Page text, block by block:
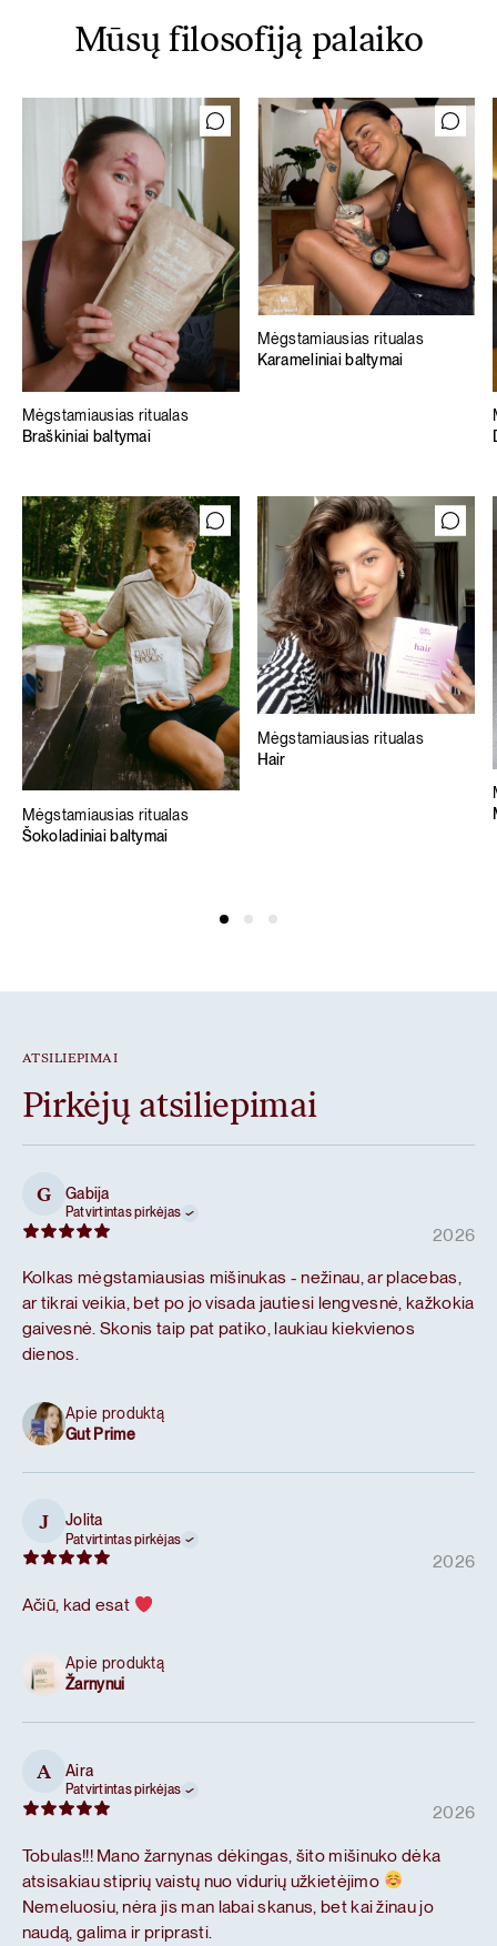
Mūsų filosofiją palaiko
Mėgstamiausias ritualas
Braškiniai baltymai
Mėgstamiausias ritualas
Karameliniai baltymai
Mėgstamiausias ritualas
Šokoladiniai baltymai
Mėgstamiausias ritualas
Hair
ATSILIEPIMAI
Pirkėjų atsiliepimai
G Gabija
Patvirtintas pirkėjas
2026
Kolkas mėgstamiausias mišinukas - nežinau, ar placebas,
ar tikrai veikia, bet po jo visada jautiesi lengvesnė, kažkokia
gaivesnė. Skonis taip pat patiko, laukiau kiekvienos
dienos.
Apie produktą
Gut Prime
J Jolita
Patvirtintas pirkėjas
2026
Ačiū, kad esat
Apie produktą
Žarnynui
A Aira
Patvirtintas pirkėjas
2026
Tobulas!!! Mano žarnynas dėkingas, šito mišinuko dėka
atsisakiau stiprių vaistų nuo vidurių užkietėjimo
Nemeluosiu, nėra jis man labai skanus, bet kai žinau jo
naudą, galima ir priprasti.